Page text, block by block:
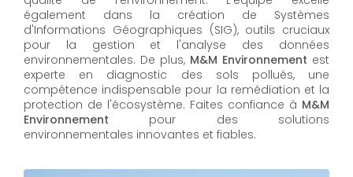
également dans la création de Systèmes
d'Informations Géographiques (SIG), outils cruciaux
pour la gestion et l'analyse des données
environnementales. De plus, M&M Environnement est
experte en diagnostic des sols pollués, une
compétence indispensable pour la remédiation et la
protection de l'écosystème. Faites confiance à M&M
Environnement pour des solutions
environnementales innovantes et fiables.